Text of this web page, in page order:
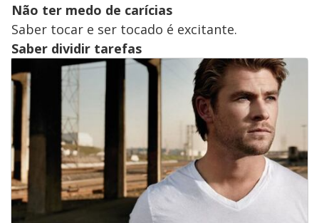
Não ter medo de carícias
Saber tocar e ser tocado é excitante.
Saber dividir tarefas